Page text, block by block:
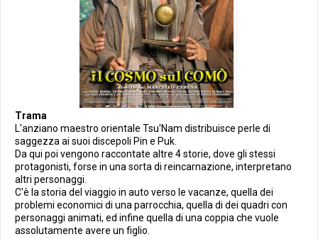
Trama
L'anziano maestro orientale Tsu'Nam distribuisce perle di
saggezza ai suoi discepoli Pin e Puk.
Da qui poi vengono raccontate altre 4 storie, dove gli stessi
protagonisti, forse in una sorta di reincarnazione, interpretano
altri personaggi.
C'è la storia del viaggio in auto verso le vacanze, quella dei
problemi economici di una parrocchia, quella di dei quadri con
personaggi animati, ed infine quella di una coppia che vuole
assolutamente avere un figlio.